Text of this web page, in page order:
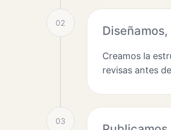
02
Creamos la
revisas antes
03